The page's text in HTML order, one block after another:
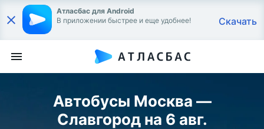
Атласбас для Android
В приложении быстрее и еще удобнее!
Скачать
Автобусы Москва —
Славгород на 6 авг.